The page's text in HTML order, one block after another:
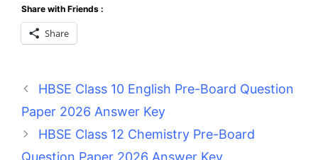
Share with Friends :
Share
HBSE Class 10 English Pre-Board Question
Paper 2026 Answer Key
HBSE Class 12 Chemistry Pre-Board
Question Paper 2026 Answer Key